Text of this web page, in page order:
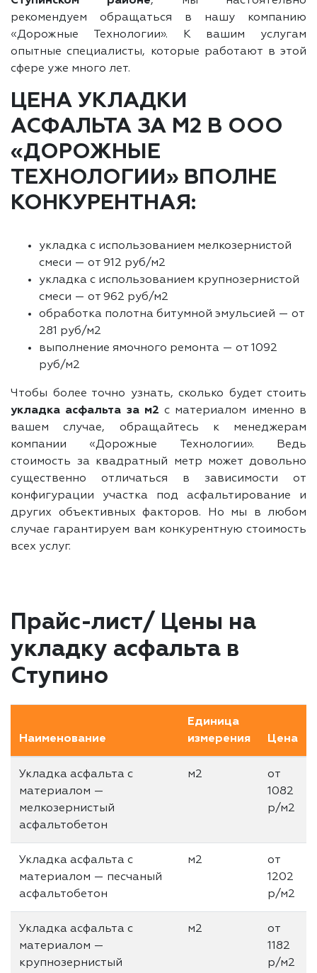
рекомендуем обращаться в нашу компанию
«Дорожные Технологии». К вашим услугам
опытные специалисты, которые работают в этой
сфере уже много лет.
ЦЕНА УКЛАДКИ
АСФАЛЬТА ЗА М2 В ООО
«ДОРОЖНЫЕ
ТЕХНОЛОГИИ» ВПОЛНЕ
КОНКУРЕНТНАЯ:
укладка с использованием мелкозернистой
смеси — от 912 руб/м2
укладка с использованием крупнозернистой
смеси — от 962 руб/м2
обработка полотна битумной эмульсией — от
281 руб/м2
выполнение ямочного ремонта — от 1092
руб/м2
Чтобы более точно узнать, сколько будет стоить
укладка асфальта за м2 с материалом именно в
вашем случае, обращайтесь к менеджерам
компании «Дорожные Технологии». Ведь
стоимость за квадратный метр может довольно
существенно отличаться в зависимости от
конфигурации участка под асфальтирование и
других объективных факторов. Но мы в любом
случае гарантируем вам конкурентную стоимость
всех услуг.
Прайс-лист/ Цены на
укладку асфальта в
Ступино
Наименование
Единица
измерения
Цена
Укладка асфальта с
материалом —
мелкозернистый
асфальтобетон
м2
от
1082
р/м2
Укладка асфальта с
материалом — песчаный
асфальтобетон
м2
от
1202
р/м2
Укладка асфальта с
материалом —
крупнозернистый
м2
от
1182
р/м2